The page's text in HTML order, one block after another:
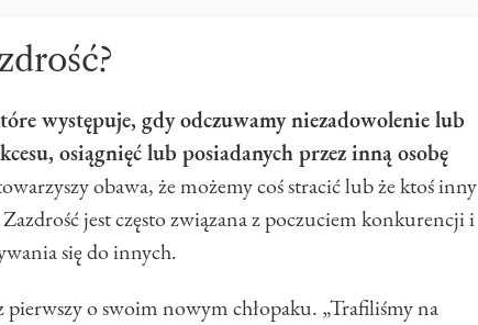
występuje, gdy odczuwamy niezadowolenie lub
osiągnięć lub posiadanych przez inną osobę
obawa, że możemy coś stracić lub że ktoś inny
jest często związana z poczuciem konkurencji i
się do innych.
pierwszy o swoim nowym chłopaku. „Trafiliśmy na